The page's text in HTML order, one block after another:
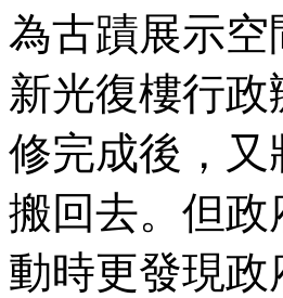
為古蹟展示
新光復樓行
修完成後，
搬回去。但
動時更發現